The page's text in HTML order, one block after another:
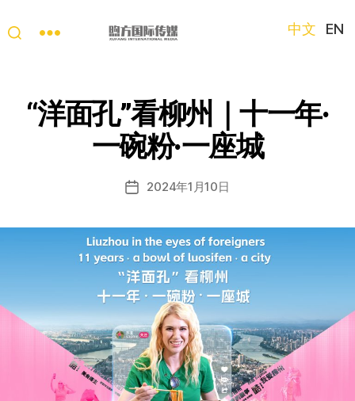
只
眼
中
国
视
频
大
赛
中文 EN
“洋面孔”看柳州｜十一年·
一碗粉·一座城
发
期
2024年1月10日